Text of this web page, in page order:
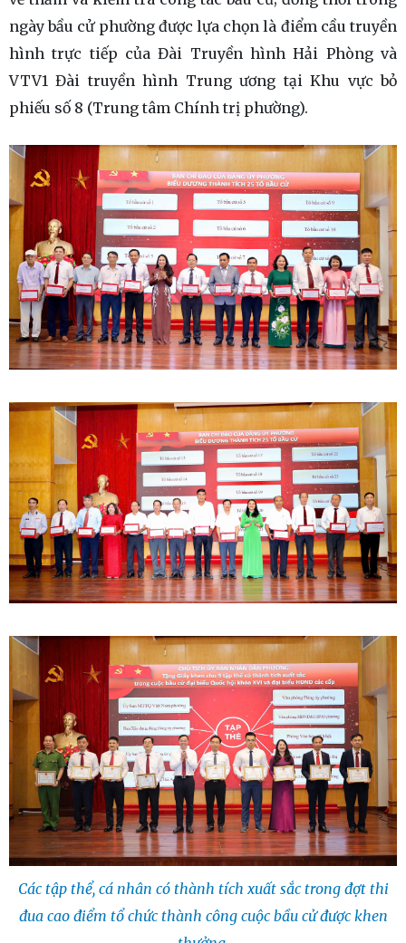
ngày bầu cử phường được lựa chọn là điểm cầu truyền
hình trực tiếp của Đài Truyền hình Hải Phòng và
VTV1 Đài truyền hình Trung ương tại Khu vực bỏ
phiếu số 8 (Trung tâm Chính trị phường).
Các tập thể, cá nhân có thành tích xuất sắc trong đợt thi
đua cao điểm tổ chức thành công cuộc bầu cử được khen